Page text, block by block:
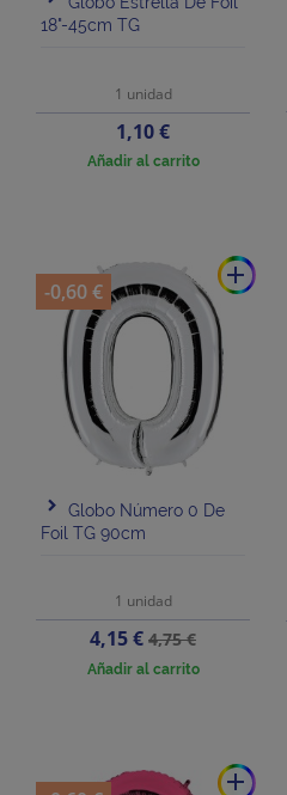
18"-45cm TG
1 unidad
Precio
1,10 €
Añadir al carrito
add
Globo Número 0 De
Foil TG 90cm
1 unidad
Precio
4,15 €Precio
base
4,75 €
Añadir al carrito
-0,60 €
add